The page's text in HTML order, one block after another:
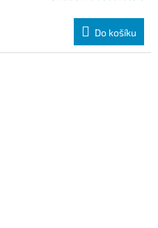
Do košíku